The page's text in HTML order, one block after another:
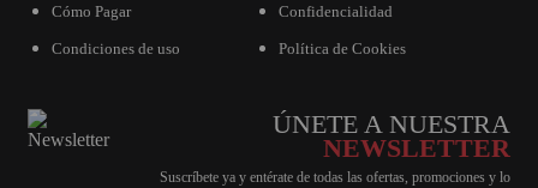
Cómo Pagar
Condiciones de uso
Confidencialidad
Política de Cookies
ÚNETE A NUESTRA
NEWSLETTER
Suscríbete ya y entérate de todas las ofertas, promociones y lo